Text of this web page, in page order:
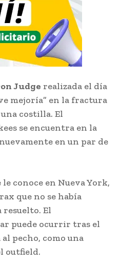
Judge realizada el día
mejoría” en la fractura
costilla. El
se encuentra en la
en un par de
conoce en Nueva York,
que no se había
resuelto. El
puede ocurrir tras el
pecho, como una
outfield.